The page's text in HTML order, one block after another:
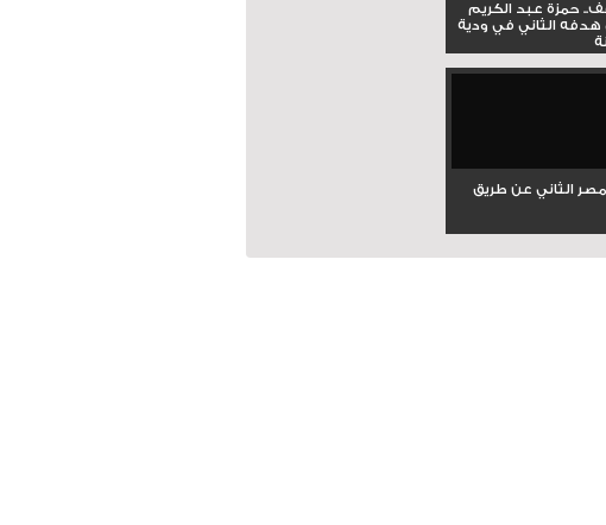
حمزة عبد الكريم
الثاني في ودية
الثاني عن طريق